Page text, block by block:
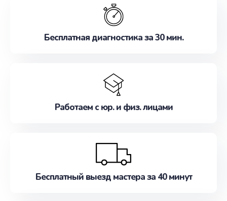
наилучшим образом. Не медлите записаться на
Бесплатная диагностика за 30 мин.
Работаем с юр. и физ. лицами
Бесплатный выезд мастера за 40 минут